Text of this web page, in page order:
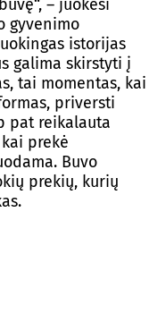
– juokėsi
gyvenimo
istorijas
galima skirstyti į
tai momentas, kai
priversti
pat reikalauta
prekė
Buvo
prekių, kurių